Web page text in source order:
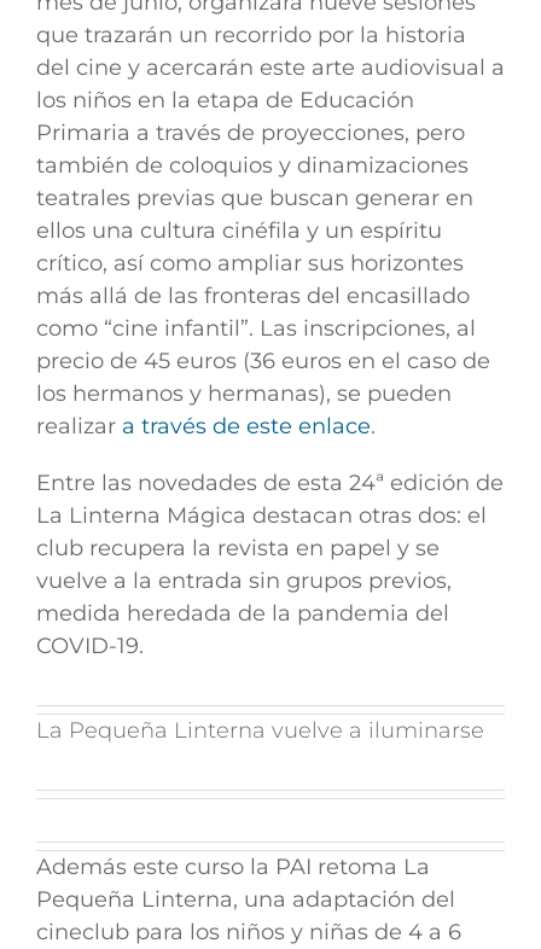
que trazarán un recorrido por la historia
del cine y acercarán este arte audiovisual a
los niños en la etapa de Educación
Primaria a través de proyecciones, pero
también de coloquios y dinamizaciones
teatrales previas que buscan generar en
ellos una cultura cinéfila y un espíritu
crítico, así como ampliar sus horizontes
más allá de las fronteras del encasillado
como “cine infantil”. Las inscripciones, al
precio de 45 euros (36 euros en el caso de
los hermanos y hermanas), se pueden
realizar a través de este enlace.
Entre las novedades de esta 24ª edición de
La Linterna Mágica destacan otras dos: el
club recupera la revista en papel y se
vuelve a la entrada sin grupos previos,
medida heredada de la pandemia del
COVID-19.
La Pequeña Linterna vuelve a iluminarse
Además este curso la PAI retoma La
Pequeña Linterna, una adaptación del
cineclub para los niños y niñas de 4 a 6